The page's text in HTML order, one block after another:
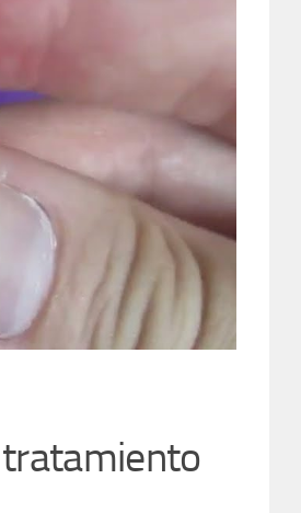
tratamiento